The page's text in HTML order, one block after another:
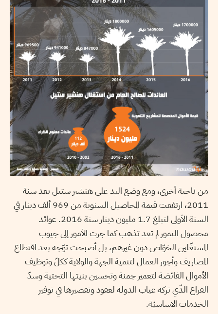
من ناحية أخرى، ومع وضع اليد على هنشير ستيل بعد سنة
2011، ارتفعت قيمة المحاصيل السنوية من 969 ألف دينار في
السنة الأولى لتبلغ 1.7 مليون دينار سنة 2016. عوائد
محصول التمور لم تعد تذهب كما جرت الأمور إلى جيوب
المستغّلين الخوّاص دون غيرهم، بل أصبحت توّجه بعد اقتطاع
المصاريف وأجور العمال لتنمية الجهة والولاية ككلّ وتوظيف
الأموال الفائضة لتعمير جمنة وتحسين بنيتها التحتية وسدّ
الفراغ الذّي تركه غياب الدولة لعقود وتقصيرها في توفير
الخدمات الاساسيّة.